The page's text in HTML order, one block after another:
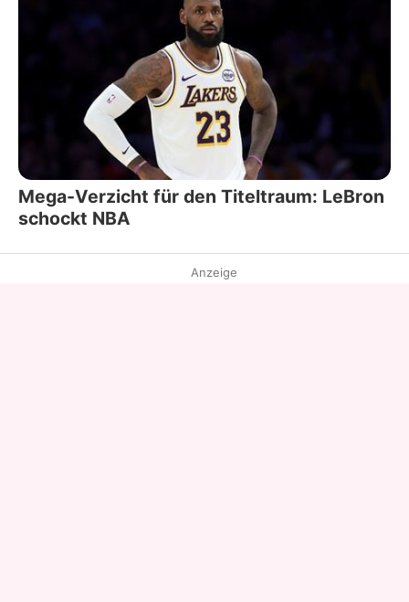
Mega-Verzicht für den Titeltraum: LeBron
schockt NBA
Anzeige